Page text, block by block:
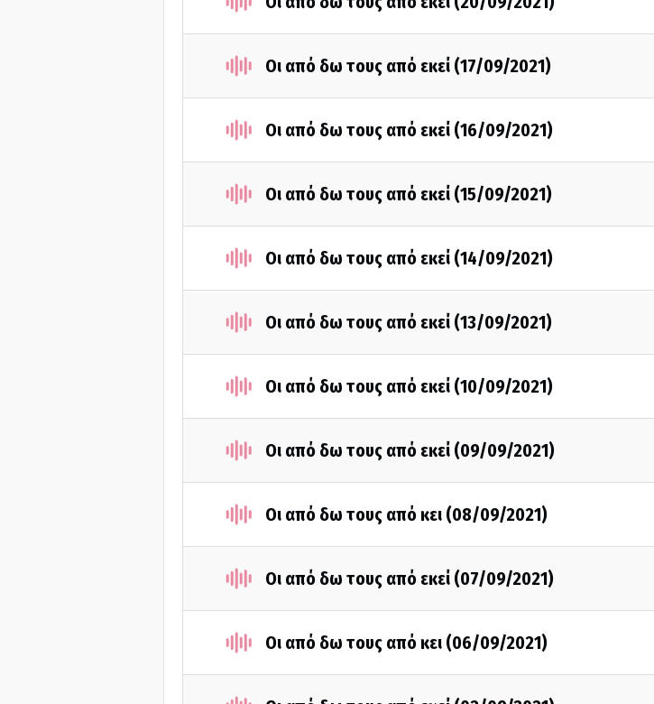
Οι από δω τους από εκεί (17/09/2021)
Οι από δω τους από εκεί (16/09/2021)
Οι από δω τους από εκεί (15/09/2021)
Οι από δω τους από εκεί (14/09/2021)
Οι από δω τους από εκεί (13/09/2021)
Οι από δω τους από εκεί (10/09/2021)
Οι από δω τους από εκεί (09/09/2021)
Οι από δω τους από κει (08/09/2021)
Οι από δω τους από εκεί (07/09/2021)
Οι από δω τους από κει (06/09/2021)